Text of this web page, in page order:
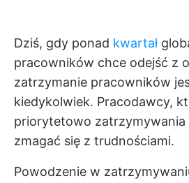
Dziś, gdy ponad kwartał
pracowników chce odejść z
zatrzymanie pracowników
kiedykolwiek. Pracodawcy,
priorytetowo zatrzymywania
zmagać się z trudnościami.
Powodzenie w